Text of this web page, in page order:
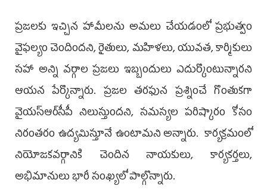
ప్రజలకు ఇచ్చిన హామీలను అమలు చేయడంలో ప్రభుత్వం
వైఫల్యం చెందిందని, రైతులు, మహిళలు, యువత, కార్మికులు
సహా అన్ని వర్గాల ప్రజలు ఇబ్బందులు ఎదుర్కొంటున్నారని
ఆయన పేర్కొన్నారు. ప్రజల తరఫున ప్రశ్నించే గొంతుకగా
వైయ‌స్ఆర్‌సీపీ నిలుస్తుందని, సమస్యల పరిష్కారం కోసం
నిరంతరం ఉద్యమిస్తూనే ఉంటామని అన్నారు. కార్యక్రమంలో
నియోజకవర్గానికి చెందిన నాయకులు, కార్యకర్తలు,
అభిమానులు భారీ సంఖ్యలో పాల్గొన్నారు.